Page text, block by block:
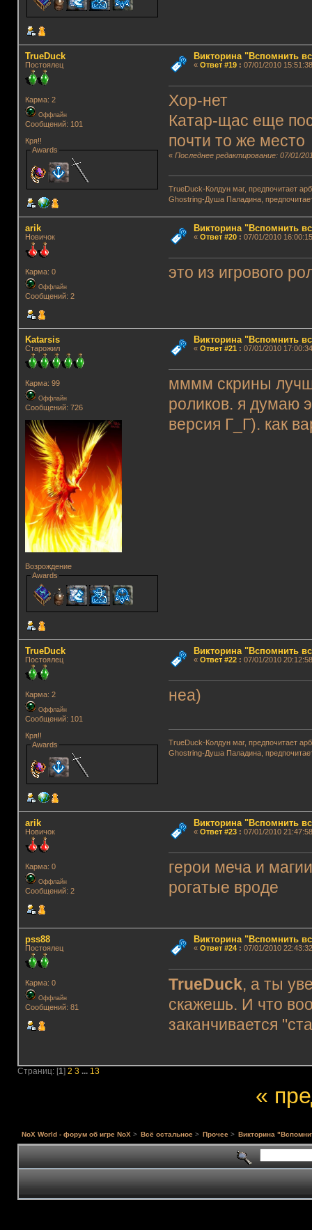
TrueDuck
Постоялец
Карма: 2
Оффлайн
Сообщений: 101
Кря!!
Awards
Викторина "Вспомнить
« Ответ #19: 07/01/2010
Хор-нет
Катар-щас еще
почти то же место
«Последнее редактирование: 07/01/
TrueDuck-Колдун маг, предпочитает
Ghostring-Душа Паладина,
arik
Новичок
Карма: 0
Оффлайн
Сообщений: 2
Викторина "Вспомнить
« Ответ #20: 07/01/2010
это из игрового
Katarsis
Старожил
Карма: 99
Оффлайн
Сообщений: 726
Возрождение
Awards
Викторина "Вспомнить
« Ответ #21 : 07/01/2010
мммм скрины
роликов. я думаю
версия Г_Г). как
TrueDuck
Постоялец
Карма: 2
Оффлайн
Сообщений: 101
Кря!!
Awards
Викторина "Вспомнить
« Ответ #22: 07/01/2010
неа)
TrueDuck-Колдун маг, предпочитает
Ghostring-Душа Паладина,
arik
Новичок
Карма: 0
Оффлайн
Сообщений: 2
Викторина "Вспомнить
« Ответ #23: 07/01/2010
герои меча и
рогатые вроде
pss88
Постоялец
Карма: 0
Оффлайн
Сообщений: 81
Викторина "Вспомнить
« Ответ #24: 07/01/2010
TrueDuck, а ты
скажешь. И что
заканчивается
Страниц: [1] 2 3 ... 13
«
NoX World - форум об игре NoX > Всё остальное > Прочее > Викторина